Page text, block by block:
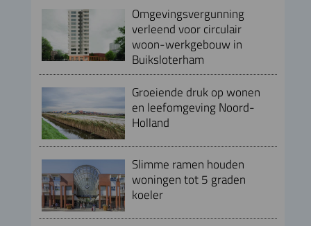
Omgevingsvergunning
verleend voor circulair
woon-werkgebouw in
Buiksloterham
Groeiende druk op wonen
en leefomgeving Noord-
Holland
Slimme ramen houden
woningen tot 5 graden
koeler